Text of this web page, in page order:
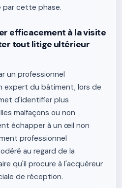
par cette phase.
efficacement à la visite
tout litige ultérieur
un professionnel
expert du bâtiment, lors de
d'identifier plus
malfaçons ou non
échapper à un œil non
professionnel
au regard de la
qu'il procure à l'acquéreur
de réception.